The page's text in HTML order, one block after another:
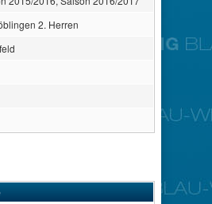
2. Herren